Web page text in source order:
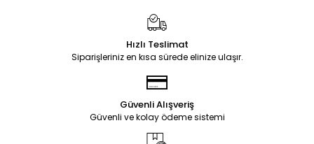
Hızlı Teslimat
Siparişleriniz en kısa sürede elinize ulaşır.
Güvenli Alışveriş
Güvenli ve kolay ödeme sistemi